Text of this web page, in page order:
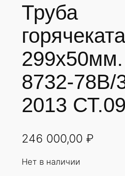
Труба
8732-78В/
2013
246 000,00 ₽
Нет в наличии